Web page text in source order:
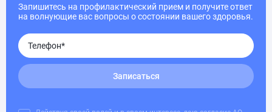
Запишитесь на профилактический прием и получите ответ
на волнующие вас вопросы о состоянии вашего здоровья.
Записаться